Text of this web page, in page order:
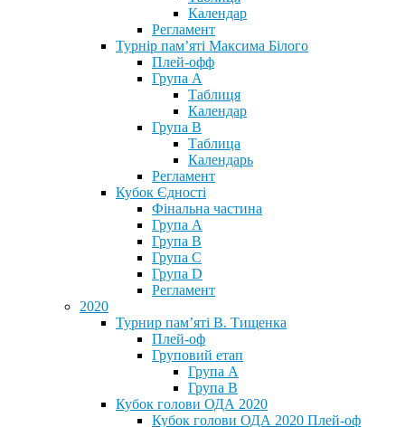
Календар
Регламент
Турнір пам’яті Максима Білого
Плей-офф
Група А
Таблиця
Календар
Група В
Таблица
Календарь
Регламент
Кубок Єдності
Фінальна частина
Група А
Група В
Група С
Група D
Регламент
2020
Турнир пам’яті В. Тищенка
Плей-оф
Груповий етап
Група А
Група В
Кубок голови ОДА 2020
Кубок голови ОДА 2020 Плей-оф